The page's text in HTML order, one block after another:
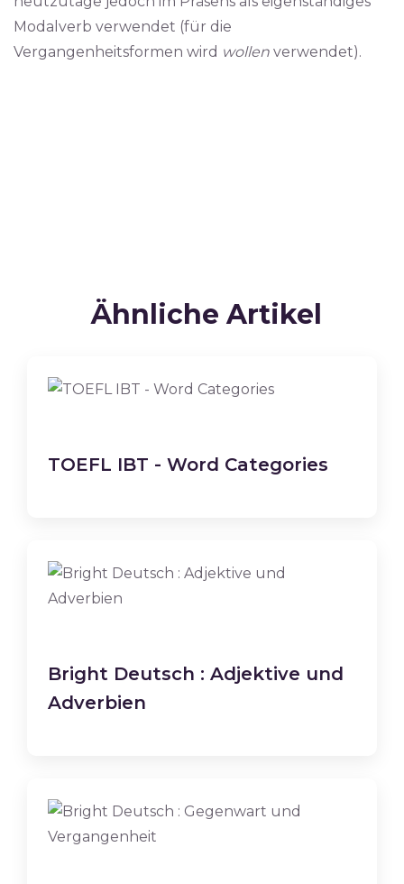
Modalverb verwendet (für die
Vergangenheitsformen wird wollen verwendet).
Ähnliche Artikel
TOEFL IBT - Word Categories
Bright Deutsch : Adjektive und
Adverbien